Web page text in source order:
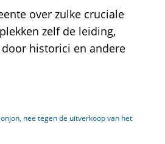
over zulke cruciale
zelf de leiding,
historici en andere
nee tegen de uitverkoop van het